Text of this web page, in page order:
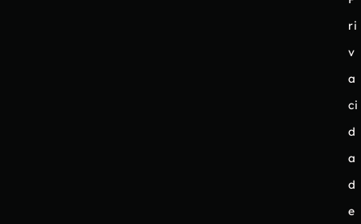
ri
v
a
ci
d
a
d
e